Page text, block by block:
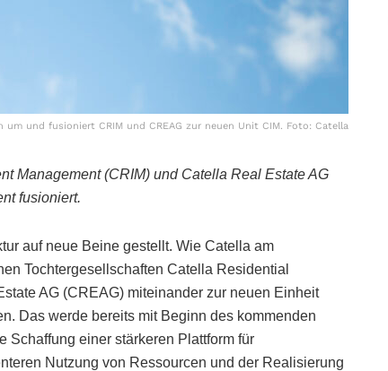
und fusioniert CRIM und CREAG zur neuen Unit CIM. Foto: Catella
Management (CRIM) und Catella Real Estate AG
fusioniert.
auf neue Beine gestellt. Wie Catella am
Tochtergesellschaften Catella Residential
AG (CREAG) miteinander zur neuen Einheit
Das werde bereits mit Beginn des kommenden
Schaffung einer stärkeren Plattform für
Nutzung von Ressourcen und der Realisierung